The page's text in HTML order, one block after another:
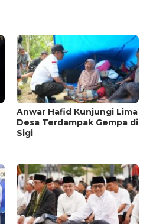
Anwar Hafid Kunjungi Lima
Desa Terdampak Gempa di
Sigi